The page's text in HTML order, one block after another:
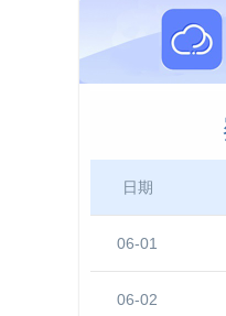
日期
06-01
06-02